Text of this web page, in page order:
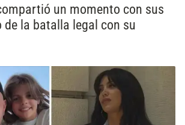
un momento con sus
de la batalla legal con su